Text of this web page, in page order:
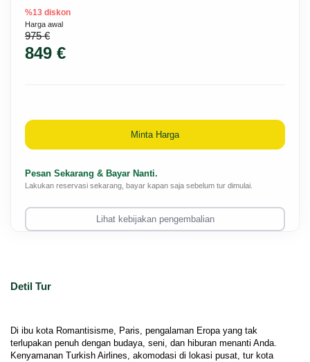
Detil Tur
Di ibu kota Romantisisme, Paris, pengalaman Eropa yang tak
terlupakan penuh dengan budaya, seni, dan hiburan menanti Anda.
Kenyamanan Turkish Airlines, akomodasi di lokasi pusat, tur kota
%13 diskon
Harga awal
975 €
849 €
Minta Harga
Pesan Sekarang & Bayar Nanti.
Lakukan reservasi sekarang, bayar kapan saja sebelum tur dimulai.
Lihat kebijakan pengembalian